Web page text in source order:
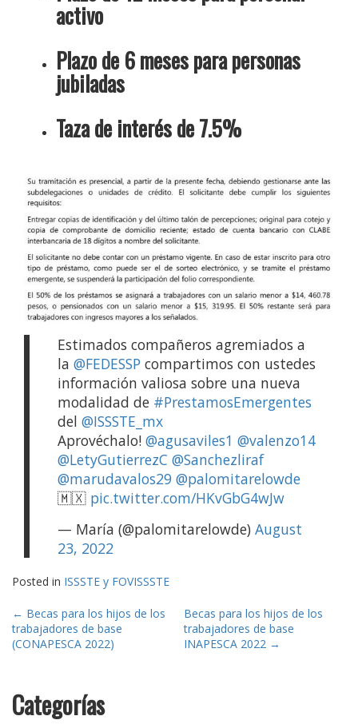
activo
Plazo de 6 meses para personas
jubiladas
Taza de interés de 7.5%
Estimados compañeros agremiados a
la @FEDESSP compartimos con ustedes
información valiosa sobre una nueva
modalidad de #PrestamosEmergentes
del @ISSSTE_mx
Aprovéchalo! @agusaviles1 @valenzo14
@LetyGutierrezC @Sanchezliraf
@marudavalos29 @palomitarelowde
🇲🇽 pic.twitter.com/HKvGbG4wJw
— María (@palomitarelowde) August
23, 2022
Posted in ISSSTE y FOVISSSTE
Post
navigation
← Becas para los hijos de los
trabajadores de base
(CONAPESCA 2022)
Becas para los hijos de los
trabajadores de base
INAPESCA 2022 →
Categorías